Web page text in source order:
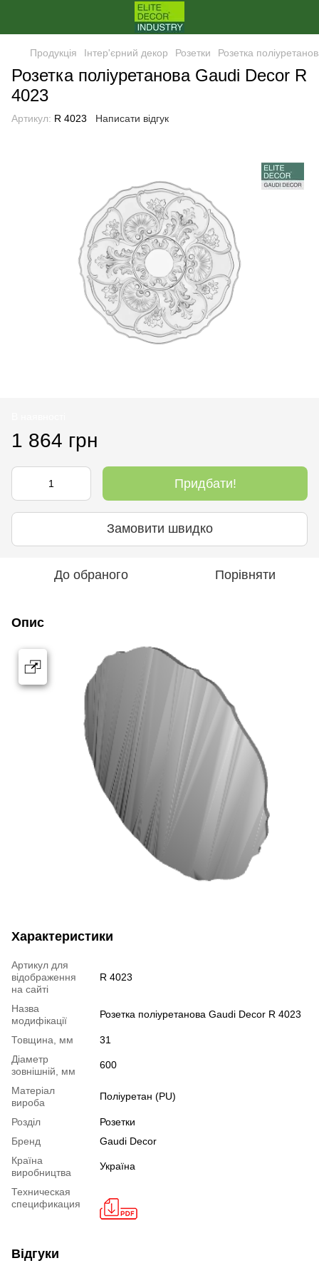
Продукція Інтер'єрний декор Розетки Розетка
Розетка поліуретанова Gaudi Decor R
4023
Артикул: R 4023 Написати відгук
1 864 грн
Придбати!
Замовити швидко
До обраного Порівняти
Опис
Характеристики
Артикул для
відображення
на сайті
R 4023
Назва
модифікації
Розетка поліуретанова Gaudi Decor R 4023
Товщина, мм
31
Діаметр
зовнішній, мм
600
Mатеріал
вироба
Поліуретан (PU)
Розділ
Розетки
Бренд
Gaudi Decor
Країна
виробництва
Україна
Техническая
спецификация
Відгуки